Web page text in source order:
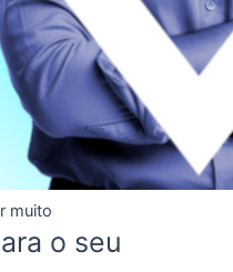
muito
o seu